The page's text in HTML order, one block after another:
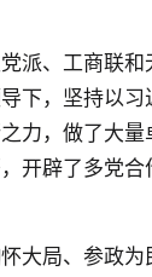
、工商联和
下，坚持以
力，做了大
开辟了多党
局、参政为